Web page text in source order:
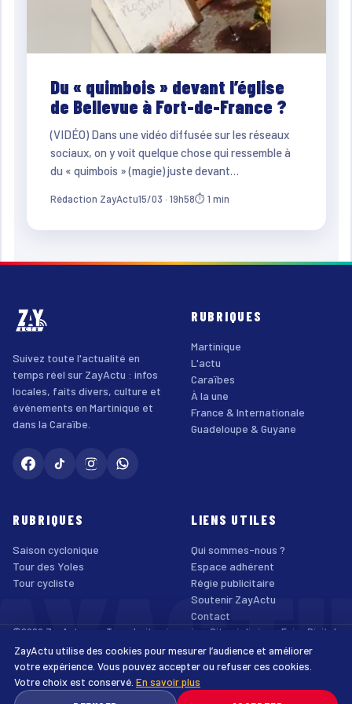
Du « quimbois » devant l’église
de Bellevue à Fort-de-France ?
(VIDÉO) Dans une vidéo diffusée sur les réseaux
sociaux, on y voit quelque chose qui ressemble à
du « quimbois » (magie) juste devant…
Rédaction ZayActu15/03 · 19h58⏱ 1 min
Suivez toute l'actualité en
temps réel sur ZayActu : infos
locales, faits divers, culture et
événements en Martinique et
dans la Caraïbe.
RUBRIQUES
Martinique
L'actu
Caraïbes
À la une
France & Internationale
Guadeloupe & Guyane
RUBRIQUES
Saison cyclonique
Tour des Yoles
Tour cycliste
LIENS UTILES
Qui sommes-nous ?
Espace adhérent
Régie publicitaire
Soutenir ZayActu
Contact
©2026 ZayActu.org. Tous droits réservés. · Site réalisé par Enjoy Digital
Agency
Mentions légales
Confidentialité Cookies Accessibilité
ZayActu utilise des cookies pour mesurer l’audience et améliorer
votre expérience. Vous pouvez accepter ou refuser ces cookies.
Votre choix est conservé. En savoir plus